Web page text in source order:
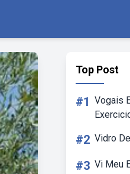
Top Post
#1 Vogais
#2 Vidro
#3 Vi Meu